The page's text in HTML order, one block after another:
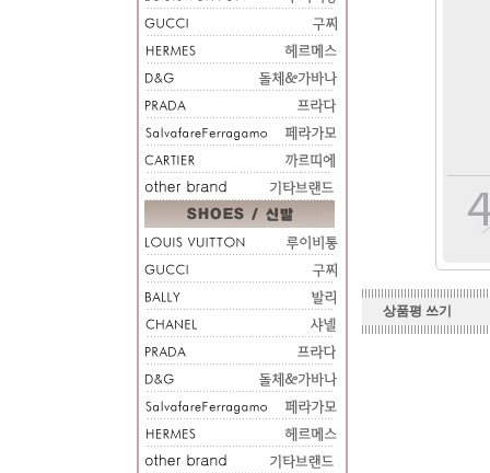
상품평 쓰기